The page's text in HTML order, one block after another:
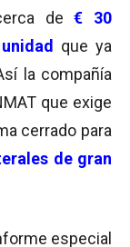
de€ 30
que ya
la compañía
que exige
cerrado para
de gran
especial